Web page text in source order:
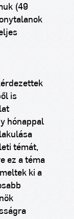
(49
is
hónappal
témát,
ez a téma
ki a